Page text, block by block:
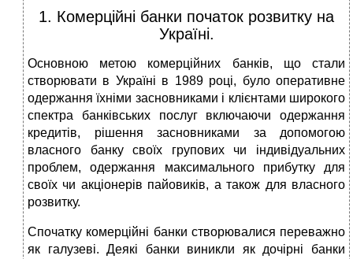
1. Комерційні банки початок розвитку на
Україні.
Основною метою комерційних банків, що стали
створювати в Україні в 1989 році, було оперативне
одержання їхніми засновниками і клієнтами широкого
спектра банківських послуг включаючи одержання
кредитів, рішення засновниками за допомогою
власного банку своїх групових чи індивідуальних
проблем, одержання максимального прибутку для
своїх чи акціонерів пайовиків, а також для власного
розвитку.
Спочатку комерційні банки створювалися переважно
як галузеві. Деякі банки виникли як дочірні банки